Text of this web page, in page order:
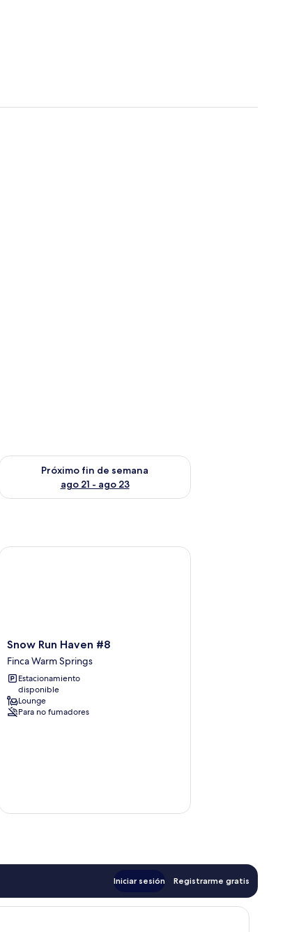
semana ago 14 - ago 16
Próximo fin de semana
ago 21 - ago 23
Consulta la disponibilidad para el próximo fin de semana
Hot Tub - Walk to SV Ski Lifts
Snow
Run
Haven
#8
Finca
Warm
Springs
Snow Run Haven #8
Finca Warm Springs
Estacionamiento
disponible
Lounge
Para no fumadores
Snow Run Haven #8
Iniciar sesión Registrarme gratis